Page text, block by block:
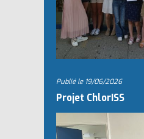
Publié le 19/06/2026
Projet ChlorISS